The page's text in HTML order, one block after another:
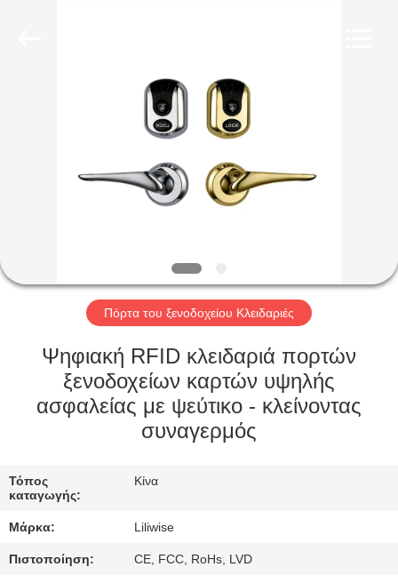
ΓΎΡΟΣ
ΕΡΓΟΣΤΑΣΊΩΝ
ΠΟΙΟΤΙΚΌΣ
ΈΛΕΓΧΟΣ
ΕΛΆΤΕ
ΣΕ
ΕΠΑΦΉ
Πόρτα του ξενοδοχείου Κλειδαριές
Ψηφιακή RFID κλειδαριά πορτών
ξενοδοχείων καρτών υψηλής
ασφαλείας με ψεύτικο - κλείνοντας
συναγερμός
Τόπος
καταγωγής:
Κίνα
Μάρκα: Liliwise
Πιστοποίηση: CE, FCC, RoHs, LVD